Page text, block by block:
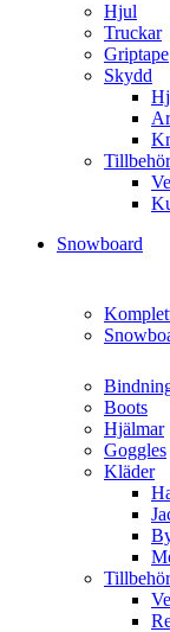
Hjul
Truckar
Griptape
Skydd
Tillbehör
Snowboard
Boots
Hjälmar
Goggles
Kläder
Tillbehör